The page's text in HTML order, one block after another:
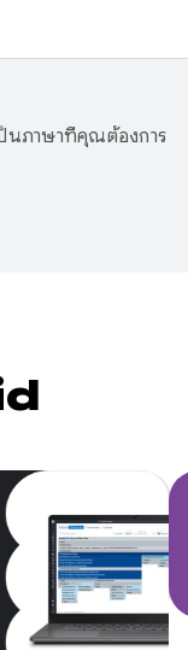
นภาษาที่คุณต้องการ